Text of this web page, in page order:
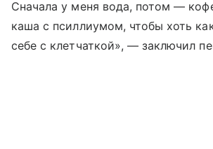
Сначала у меня вода, потом —
каша с псиллиумом, чтобы хоть
себе с клетчаткой», — заключил